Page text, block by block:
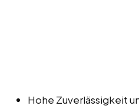
Hohe Zuverlässigkeit